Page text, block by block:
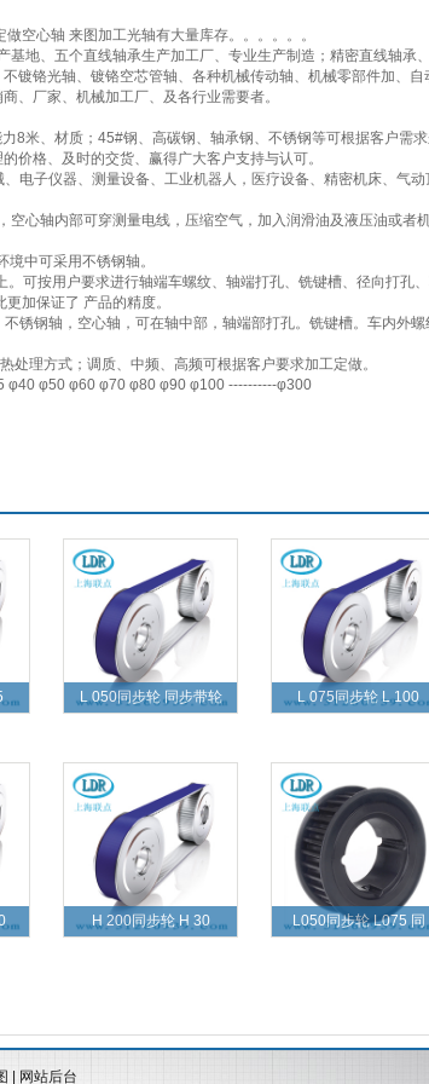
空心轴 来图加工光轴有大量库存。。。。。。
地、五个直线轴承生产加工厂、专业生产制造；精密直线轴承
镀铬光轴、镀铬空芯管轴、各种机械传动轴、机械零部件加、自
、厂家、机械加工厂、及各行业需要者。
米、材质；45#钢、高碳钢、轴承钢、不锈钢等可根据客户需
价格、及时的交货、赢得广大客户支持与认可。
子仪器、测量设备、工业机器人，医疗设备、精密机床、气动
心轴内部可穿测量电线，压缩空气，加入润滑油及液压油或者
中可采用不锈钢轴。
按用户要求进行轴端车螺纹、轴端打孔、铣键槽、径向打孔
加保证了 产品的精度。
钢轴，空心轴，可在轴中部，轴端部打孔。铣键槽。车内外螺
理方式；调质、中频、高频可根据客户要求加工定做。
φ40 φ50 φ60 φ70 φ80 φ90 φ100 ----------φ300
L 050同步轮 同步带轮 L 075同步轮 L 100
H 200同步轮 H 30 L050同步轮 L075 同
网站后台